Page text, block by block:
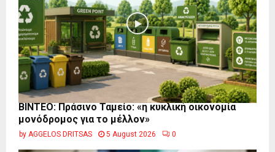
BINTEO: Πράσινο Ταμείο: «η κυκλική οικονομία
μονόδρομος για το μέλλον»
by AGGELOS DRITSAS 5 August 2026 0